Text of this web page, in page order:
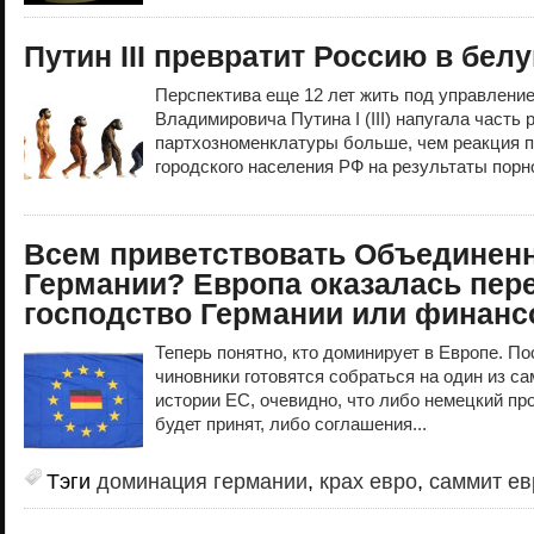
Путин III превратит Россию в
Перспектива еще 12 лет жить под
Владимировича Путина I (III) напугала часть
партхозноменклатуры больше, чем реакция
городского населения РФ на результаты
Всем приветствовать
Германии? Европа оказалась
господство Германии или
Теперь понятно, кто доминирует в Европе.
чиновники готовятся собраться на один из
истории ЕС, очевидно, что либо немецкий
будет принят, либо соглашения...
Тэги доминация германии, крах евро, саммит